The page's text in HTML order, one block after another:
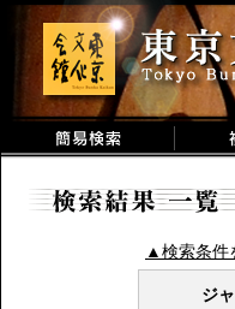
▲検索条件
ジ